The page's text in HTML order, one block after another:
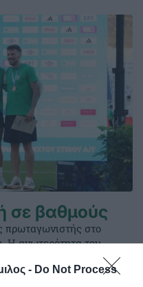
- Do Not Process
σε βαθμούς
πρωταγωνιστής στο
Η ανωτερότητα του
την ανεπίσημη γενική
και γυναίκες.